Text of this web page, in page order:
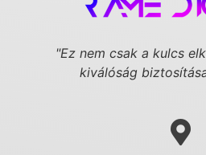
"Ez nem csak a kulcs
kiválóság